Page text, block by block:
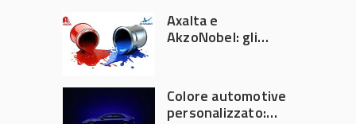
Automechanika
Frankfurt 2026
Axalta e
AkzoNobel: gli
Colore automotive
personalizzato: